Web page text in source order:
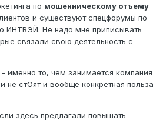
по мошенническому отъему
и существуют спецфорумы по
ИНТВЭЙ. Не надо мне приписывать
связали свою деятельность с
именно то, чем занимается компания
стОят и вообще конкретная польза
здесь предлагали повышать